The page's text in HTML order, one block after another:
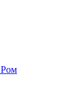
Ром